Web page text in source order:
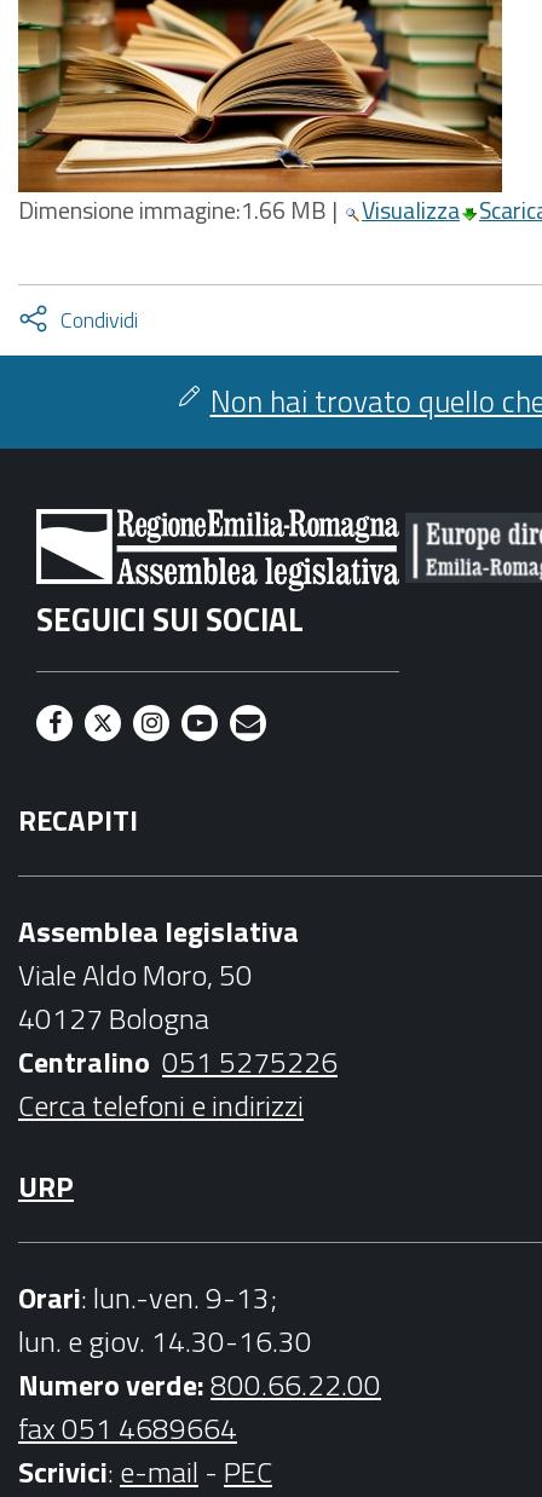
Dimensione immagine:1.66 MB | Visualizza
Condividi
facebook
twitter
Attiva
condividi
Non hai trovato quello
SEGUICI SUI SOCIAL
F
c
e
k
T
i
t
I
t
a
m
Y
t
b
e
M
l
RECAPITI
Assemblea legislativa
Viale Aldo Moro, 50
40127 Bologna
Centralino 051 5275226
Cerca telefoni e indirizzi
URP
Orari: lun.-ven. 9-13;
lun. e giov. 14.30-16.30
Numero verde:800.66.22.00
fax 051 4689664
Scrivici:e-mail - PEC